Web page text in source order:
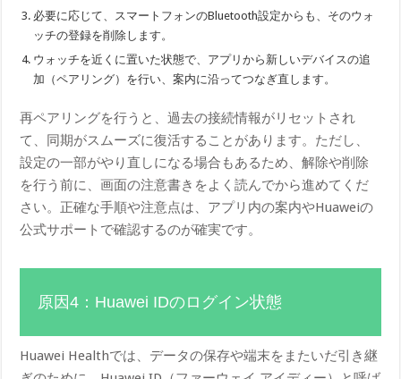
必要に応じて、スマートフォンのBluetooth設定からも、そのウォ
ッチの登録を削除します。
ウォッチを近くに置いた状態で、アプリから新しいデバイスの追
加（ペアリング）を行い、案内に沿ってつなぎ直します。
再ペアリングを行うと、過去の接続情報がリセットされ
て、同期がスムーズに復活することがあります。ただし、
設定の一部がやり直しになる場合もあるため、解除や削除
を行う前に、画面の注意書きをよく読んでから進めてくだ
さい。正確な手順や注意点は、アプリ内の案内やHuaweiの
公式サポートで確認するのが確実です。
原因4：Huawei IDのログイン状態
Huawei Healthでは、データの保存や端末をまたいだ引き継